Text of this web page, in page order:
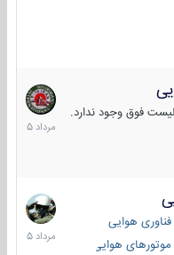
فوق وجود ندارد.
7
مرداد
1405
هوایی
هوایی
2
مرداد
1405